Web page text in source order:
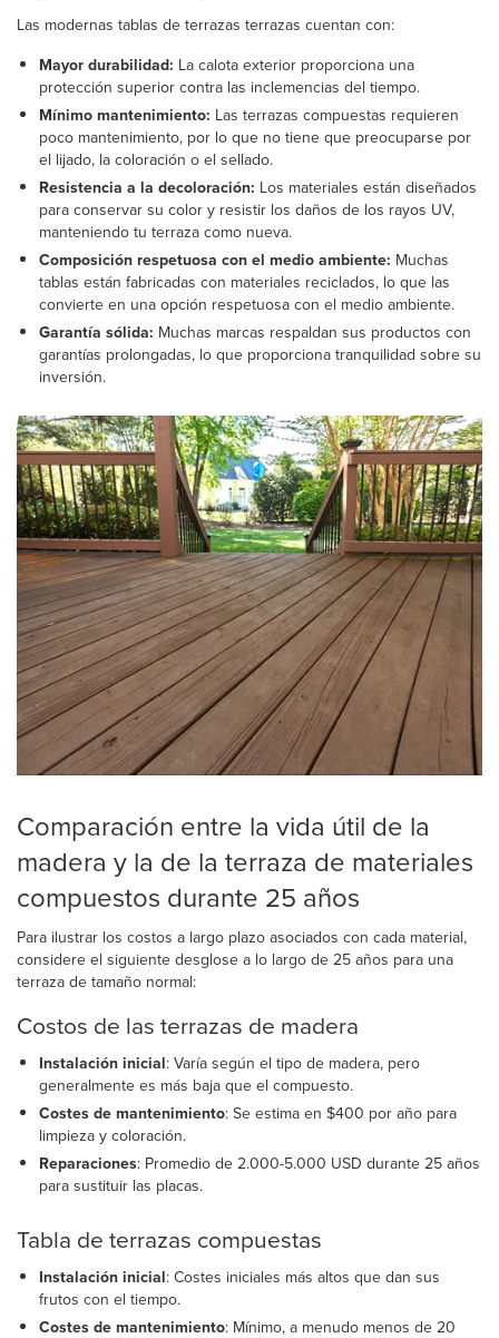
Las modernas tablas de terrazas terrazas cuentan con:
Mayor durabilidad: La calota exterior proporciona una
protección superior contra las inclemencias del tiempo.
Mínimo mantenimiento: Las terrazas compuestas requieren
poco mantenimiento, por lo que no tiene que preocuparse por
el lijado, la coloración o el sellado.
Resistencia a la decoloración: Los materiales están diseñados
para conservar su color y resistir los daños de los rayos UV,
manteniendo tu terraza como nueva.
Composición respetuosa con el medio ambiente: Muchas
tablas están fabricadas con materiales reciclados, lo que las
convierte en una opción respetuosa con el medio ambiente.
Garantía sólida: Muchas marcas respaldan sus productos con
garantías prolongadas, lo que proporciona tranquilidad sobre su
inversión.
Comparación entre la vida útil de la
madera y la de la terraza de materiales
compuestos durante 25 años
Para ilustrar los costos a largo plazo asociados con cada material,
considere el siguiente desglose a lo largo de 25 años para una
terraza de tamaño normal:
Costos de las terrazas de madera
Instalación inicial: Varía según el tipo de madera, pero
generalmente es más baja que el compuesto.
Costes de mantenimiento: Se estima en $400 por año para
limpieza y coloración.
Reparaciones: Promedio de 2.000-5.000 USD durante 25 años
para sustituir las placas.
Tabla de terrazas compuestas
Instalación inicial: Costes iniciales más altos que dan sus
frutos con el tiempo.
Costes de mantenimiento: Mínimo, a menudo menos de 20